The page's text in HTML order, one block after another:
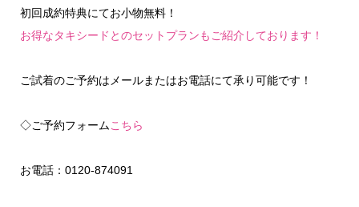
初回成約特典にてお小物無料！
お得なタキシードとのセットプランもご紹介しております！
ご試着のご予約はメールまたはお電話にて承り可能です！
◇ご予約フォームこちら
お電話：0120-874091